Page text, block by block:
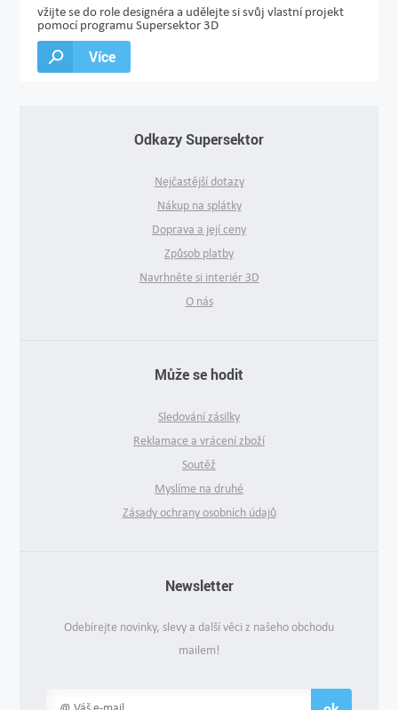
vžijte se do role designéra a udělejte si svůj vlastní projekt
pomocí programu Supersektor 3D
Více
Odkazy Supersektor
Nejčastější dotazy
Nákup na splátky
Doprava a její ceny
Způsob platby
Navrhněte si interiér 3D
O nás
Může se hodit
Sledování zásilky
Reklamace a vrácení zboží
Soutěž
Myslíme na druhé
Zásady ochrany osobních údajů
Newsletter
Odebírejte novinky, slevy a další věci z našeho obchodu
mailem!